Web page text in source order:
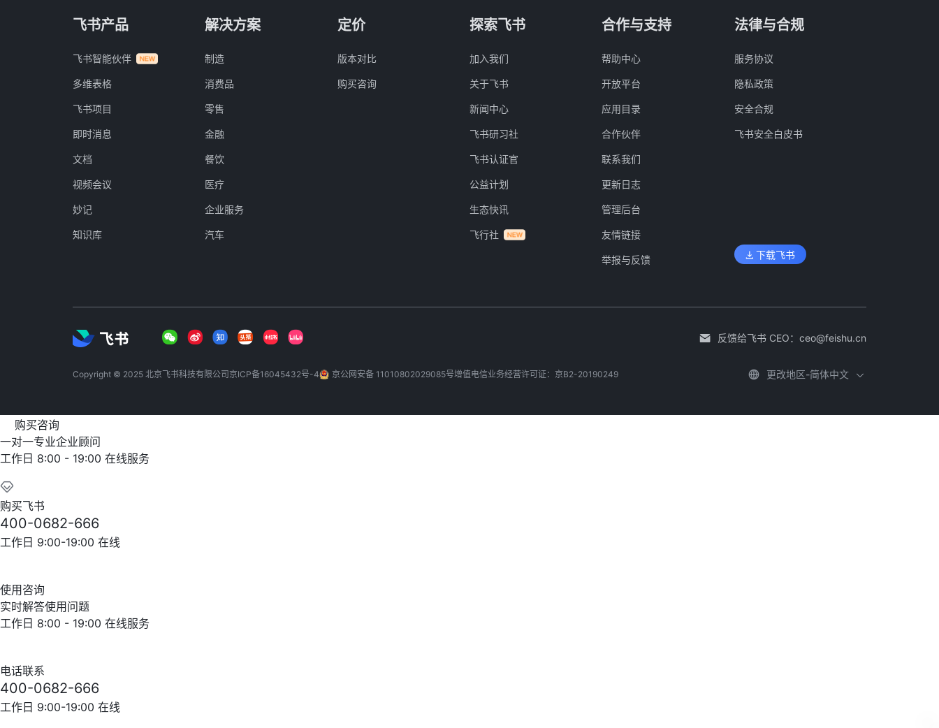
飞书产品
飞书智能伙伴
多维表格
飞书项目
即时消息
文档
视频会议
妙记
知识库
解决方案
制造
消费品
零售
金融
餐饮
医疗
企业服务
汽车
定价
版本对比
购买咨询
探索飞书
加入我们
关于飞书
新闻中心
飞书研习社
飞书认证官
公益计划
生态快讯
飞行社
合作与支持
帮助中心
开放平台
应用目录
合作伙伴
联系我们
更新日志
管理后台
友情链接
举报与反馈
法律与合规
服务协议
隐私政策
安全合规
飞书安全白皮书
下载飞书
反馈给飞书 CEO： ceo@feishu.cn
Copyright © 2025 北京飞书科技有限公司京ICP备16045432号-4 京公网安备 11010802029085号增值电信业务经营许可证：京B2-20190249 更改地区-简体中文
购买咨询
一对一专业企业顾问
工作日 8:00 - 19:00 在线服务
购买飞书
400-0682-666
工作日 9:00-19:00 在线
使用咨询
实时解答使用问题
工作日 8:00 - 19:00 在线服务
电话联系
400-0682-666
工作日 9:00-19:00 在线